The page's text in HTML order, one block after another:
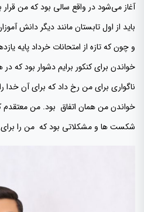
آغاز می‌شود در واقع سالی بود که من
باید از اول تابستان مانند دیگر دانش
و چون که تازه از امتحانات خرداد پایه
خواندن برای کنکور برایم دشوار بود که در
ناگواری برای من رخ داد که برای آن
خواندن من همان اتفاق بود. من
شکست ها و مشکلاتی بود که من را